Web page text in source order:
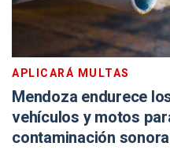
APLICARÁ MULTAS
Mendoza endurece
vehículos y motos
contaminación sonora